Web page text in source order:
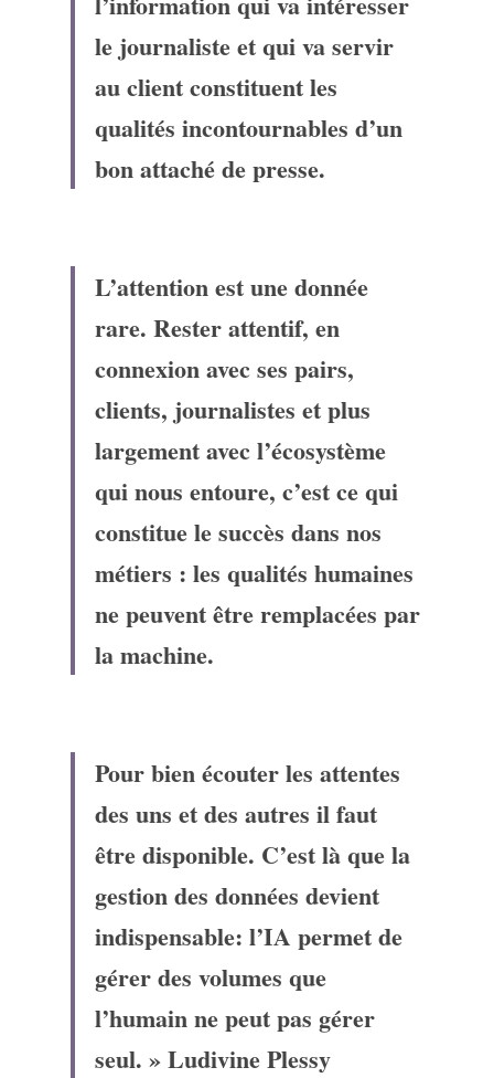
le journaliste et qui va servir
au client constituent les
qualités incontournables d’un
bon attaché de presse.
L’attention est une donnée
rare. Rester attentif, en
connexion avec ses pairs,
clients, journalistes et plus
largement avec l’écosystème
qui nous entoure, c’est ce qui
constitue le succès dans nos
métiers : les qualités humaines
ne peuvent être remplacées par
la machine.
Pour bien écouter les attentes
des uns et des autres il faut
être disponible. C’est là que la
gestion des données devient
indispensable: l’IA permet de
gérer des volumes que
l’humain ne peut pas gérer
seul. » Ludivine Plessy